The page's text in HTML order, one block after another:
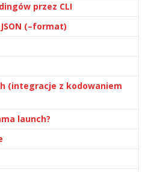
przez CLI
(–format)
(integracje z kodowaniem
launch?